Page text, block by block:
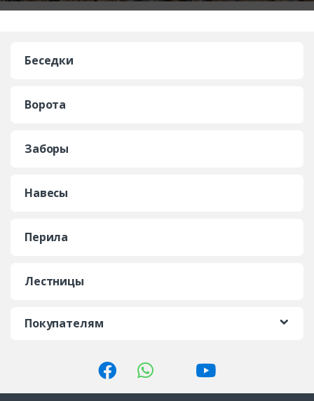
Беседки
Ворота
Заборы
Навесы
Перила
Лестницы
Покупателям